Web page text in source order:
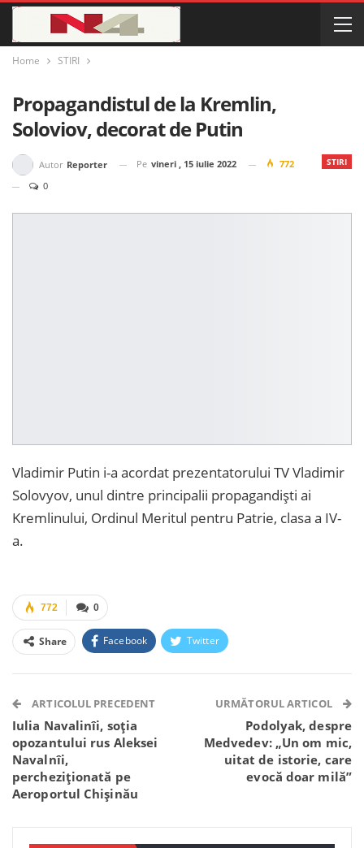
Home STIRI
Propagandistul de la Kremlin,
Soloviov, decorat de Putin
STIRI
Autor Reporter Pe vineri , 15 iulie 2022
772
0
Vladimir Putin i-a acordat prezentatorului TV Vladimir
Solovyov, unul dintre principalii propagandiști ai
Kremlinului, Ordinul Meritul pentru Patrie, clasa a IV-
a.
0
772
Share Facebook Twitter
Telegram WhatsApp Viber
ARTICOLUL PRECEDENT
Iulia Navalinîi, soția
opozantului rus Aleksei
Navalnîi,
percheziționată pe
Aeroportul Chișinău
URMĂTORUL ARTICOL
Podolyak, despre
Medvedev: „Un om mic,
uitat de istorie, care
evocă doar milă”